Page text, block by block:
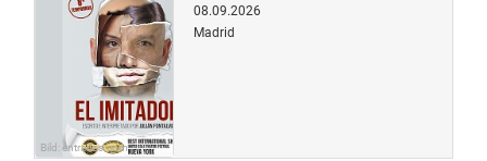
Bild: entradas.com
08.09.2026
Madrid